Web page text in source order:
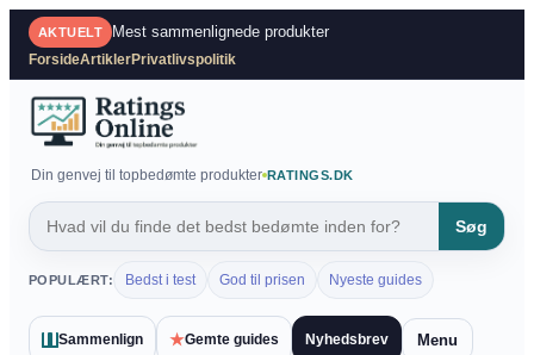
Spring
indhold
AKTUELT Mest sammenlignede produkter
ForsideArtiklerPrivatlivspolitik
Din genvej til topbedømte produkter RATINGS.DK
Søg
POPULÆRT: Bedst i test God til prisen Nyeste guides
Sammenlign ★Gemte guides Nyhedsbrev Menu